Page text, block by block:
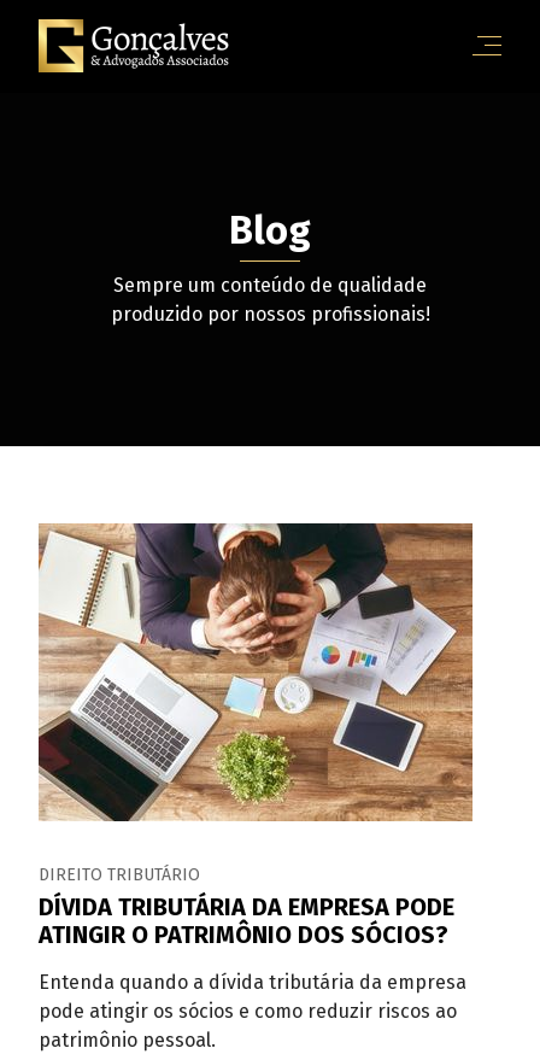
Blog
Sempre um conteúdo de qualidade
produzido por nossos profissionais!
DIREITO TRIBUTÁRIO
DÍVIDA TRIBUTÁRIA DA EMPRESA PODE
ATINGIR O PATRIMÔNIO DOS SÓCIOS?
Entenda quando a dívida tributária da empresa
pode atingir os sócios e como reduzir riscos ao
patrimônio pessoal.